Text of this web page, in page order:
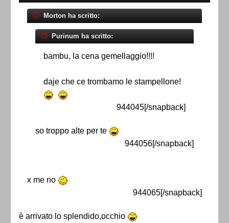
Morton ha scritto:
Purinum ha scritto:
bambu, la cena gemellaggio!!!!
daje che ce trombamo le stampellone!
944045[/snapback]
so troppo alte per te
944056[/snapback]
x me no
944065[/snapback]
è arrivato lo splendido,occhio